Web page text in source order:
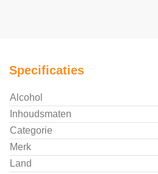
Specificaties
Alcohol
Inhoudsmaten
Categorie
Merk
Land